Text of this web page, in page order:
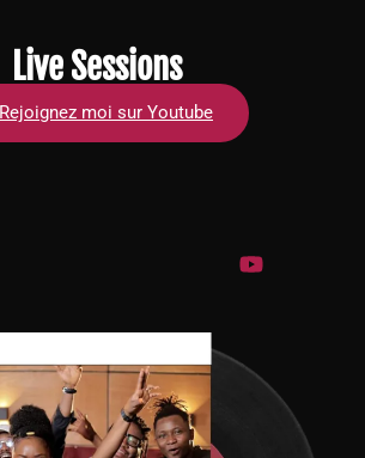
Live Sessions
Rejoignez moi sur Youtube